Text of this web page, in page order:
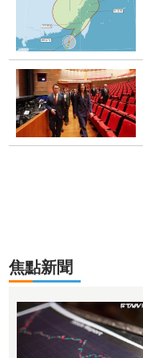
焦點新聞